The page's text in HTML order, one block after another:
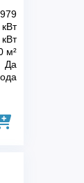
м²
Да